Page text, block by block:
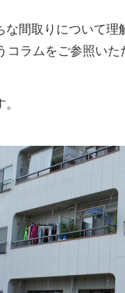
間取りについて理
コラムをご参照いた